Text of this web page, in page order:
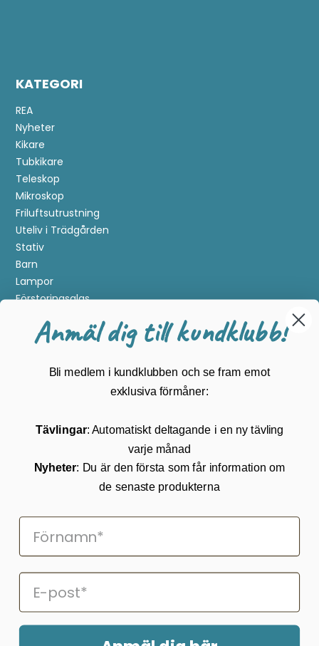
KATEGORI
REA
Nyheter
Kikare
Tubkikare
Teleskop
Mikroskop
Friluftsutrustning
Uteliv i Trädgården
Stativ
Barn
Lampor
Förstoringsglas
Guider
Köpvillkor
Cookies
Prenumerera på vårt nyhetsbrev
Följ oss på Facebook
Anmäl dig till kundklubb!
Bli medlem i kundklubben och se fram emot
exklusiva förmåner:
Tävlingar: Automatiskt deltagande i en ny tävling
varje månad
Nyheter: Du är den första som får information om
de senaste produkterna